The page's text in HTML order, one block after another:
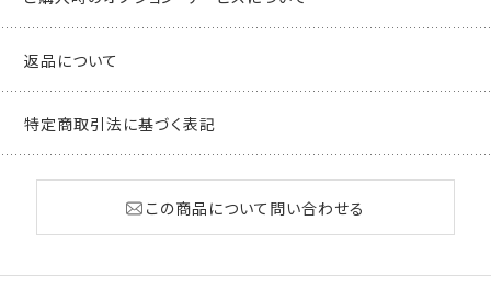
返品について
特定商取引法に基づく表記
この商品について問い合わせる